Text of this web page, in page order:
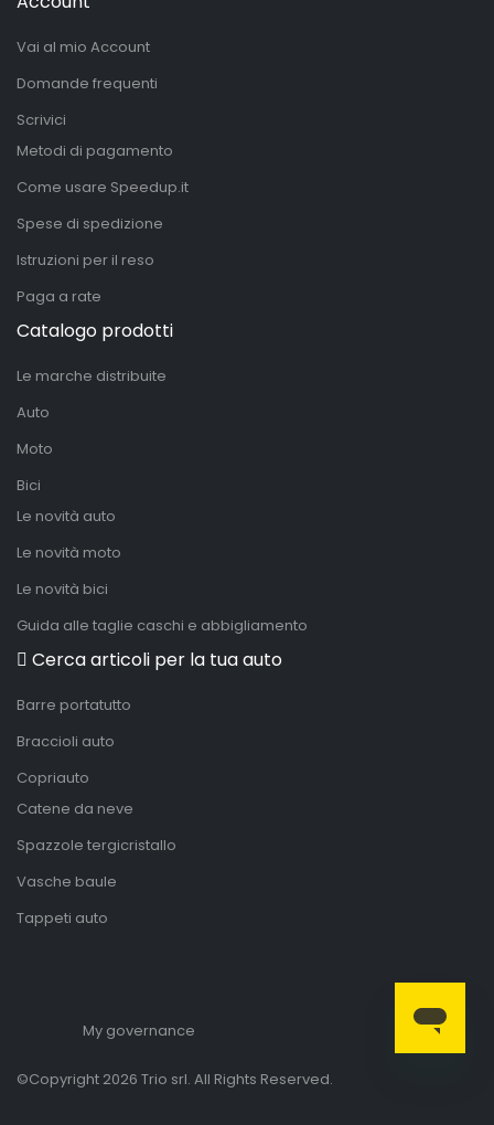
Vai al mio Account
Domande frequenti
Scrivici
Metodi di pagamento
Come usare Speedup.it
Spese di spedizione
Istruzioni per il reso
Paga a rate
Catalogo prodotti
Le marche distribuite
Auto
Moto
Bici
Le novità auto
Le novità moto
Le novità bici
Guida alle taglie caschi e abbigliamento
Cerca articoli per la tua auto
Barre portatutto
Braccioli auto
Copriauto
Catene da neve
Spazzole tergicristallo
Vasche baule
Tappeti auto
My governance
©Copyright 2026 Trio srl. All Rights Reserved.